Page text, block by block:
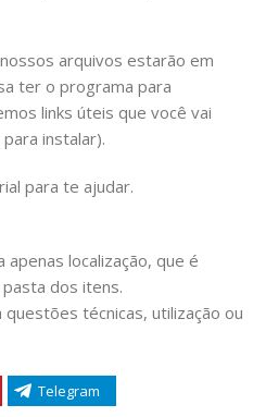
arquivos estarão em
ter o programa para
links úteis que você vai
instalar).
para te ajudar.
localização, que é
dos itens.
técnicas, utilização ou
Telegram